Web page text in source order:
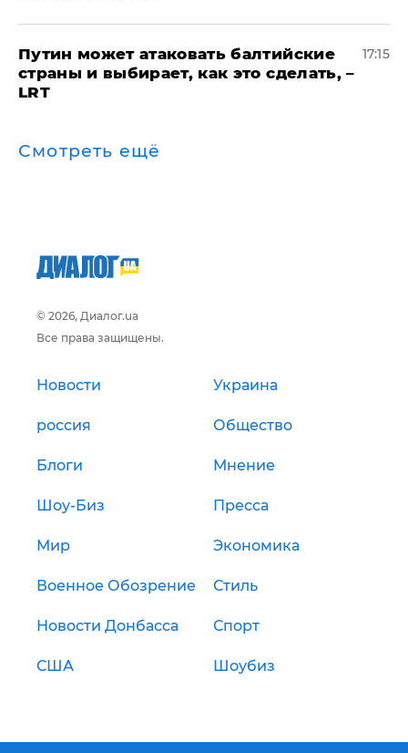
Путин может атаковать балтийские
страны и выбирает, как это сделать, –
LRT
17:15
Смотреть ещё
© 2026, Диалог.ua
Все права защищены.
Новости Украина
россия Общество
Блоги Мнение
Шоу-Биз Пресса
Мир Экономика
Военное Обозрение Стиль
Новости Донбасса Спорт
США Шоубиз